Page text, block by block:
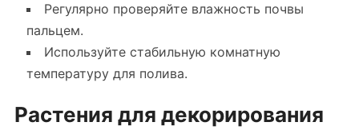
Регулярно проверяйте влажность почвы
пальцем.
Используйте стабильную комнатную
температуру для полива.
Растения для декорирования